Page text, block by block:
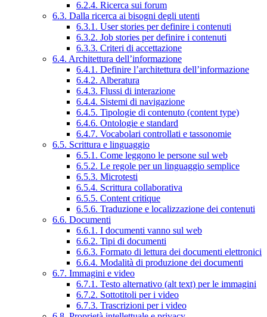
6.2.4. Ricerca sui forum
6.3. Dalla ricerca ai bisogni degli utenti
6.3.1. User stories per definire i contenuti
6.3.2. Job stories per definire i contenuti
6.3.3. Criteri di accettazione
6.4. Architettura dell’informazione
6.4.1. Definire l’architettura dell’informazione
6.4.2. Alberatura
6.4.3. Flussi di interazione
6.4.4. Sistemi di navigazione
6.4.5. Tipologie di contenuto (content type)
6.4.6. Ontologie e standard
6.4.7. Vocabolari controllati e tassonomie
6.5. Scrittura e linguaggio
6.5.1. Come leggono le persone sul web
6.5.2. Le regole per un linguaggio semplice
6.5.3. Microtesti
6.5.4. Scrittura collaborativa
6.5.5. Content critique
6.5.6. Traduzione e localizzazione dei contenuti
6.6. Documenti
6.6.1. I documenti vanno sul web
6.6.2. Tipi di documenti
6.6.3. Formato di lettura dei documenti elettronici
6.6.4. Modalità di produzione dei documenti
6.7. Immagini e video
6.7.1. Testo alternativo (alt text) per le immagini
6.7.2. Sottotitoli per i video
6.7.3. Trascrizioni per i video